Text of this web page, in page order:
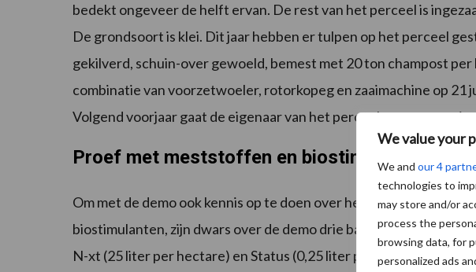
We value your
We and our 4
technologies to
may store and/or
process the
browsing data, for
personalized ads
bedekt ongeveer de helft ervan. De rest van het perceel is
De grondsoort is klei. Dit jaar hebben er tulpen op het perceel
gekilverd, schuin-over gewoeld, bemest met 20 ton champost
combinatie van voorzetwoeler, rotorkopeg en zaaimachine op 21
Volgend voorjaar gaat de eigenaar van het perceel er
Proef met meststoffen en biostimulanten
Om met de demo ook kennis op te doen over het effect van
biostimulanten, zijn dwars over de demo drie banen bespoten met
N-xt (25 liter per hectare) en Status (0,25 liter per hectare).